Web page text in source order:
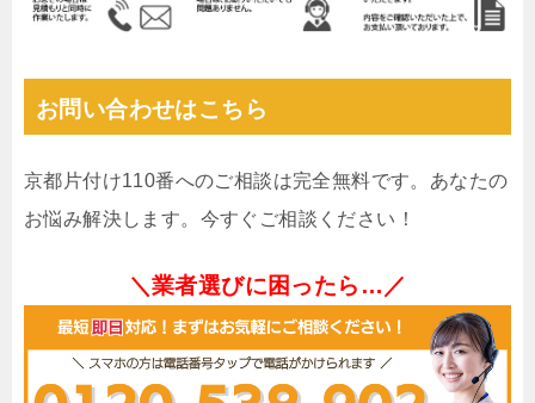
お問い合わせはこちら
京都片付け110番へのご相談は完全無料です。あなたの
お悩み解決します。今すぐご相談ください！
＼業者選びに困ったら…／